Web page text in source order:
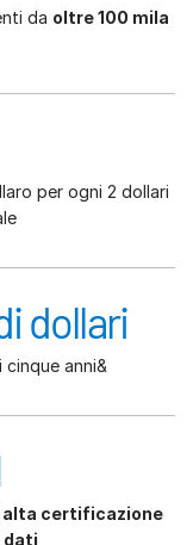
da oltre 100 mila
per ogni 2 dollari
dollari
cinque anni&
alta certificazione
dati